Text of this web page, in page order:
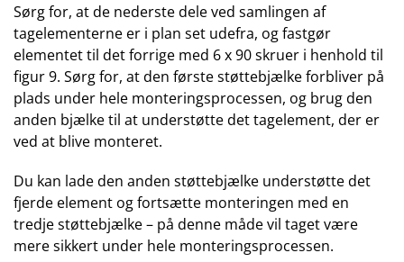
Sørg for, at de nederste dele ved samlingen af
tagelementerne er i plan set udefra, og fastgør
elementet til det forrige med 6 x 90 skruer i henhold til
figur 9. Sørg for, at den første støttebjælke forbliver på
plads under hele monteringsprocessen, og brug den
anden bjælke til at understøtte det tagelement, der er
ved at blive monteret.
Du kan lade den anden støttebjælke understøtte det
fjerde element og fortsætte monteringen med en
tredje støttebjælke – på denne måde vil taget være
mere sikkert under hele monteringsprocessen.